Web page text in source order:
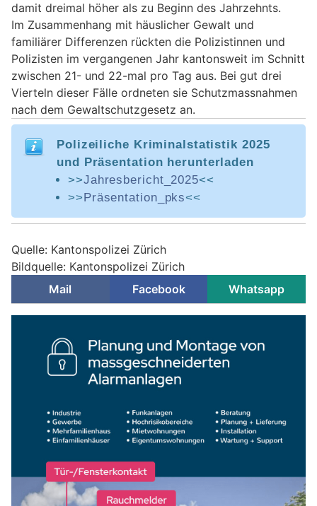
damit dreimal höher als zu Beginn des Jahrzehnts.
Im Zusammenhang mit häuslicher Gewalt und
familiärer Differenzen rückten die Polizistinnen und
Polizisten im vergangenen Jahr kantonsweit im Schnitt
zwischen 21- und 22-mal pro Tag aus. Bei gut drei
Vierteln dieser Fälle ordneten sie Schutzmassnahmen
nach dem Gewaltschutzgesetz an.
Polizeiliche Kriminalstatistik 2025
und Präsentation herunterladen
>>Jahresbericht_2025<<
>> Präsentation_pks<<
Quelle: Kantonspolizei Zürich
Bildquelle: Kantonspolizei Zürich
Mail
Facebook Whatsapp